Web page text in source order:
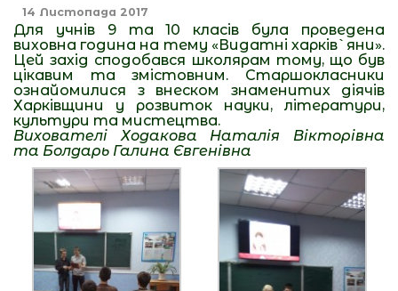
14 Листопада 2017
Для учнів 9 та 10 класів була проведена
виховна година на тему «Видатні харків`яни».
Цей захід сподобався школярам тому, що був
цікавим та змістовним. Старшокласники
ознайомилися з внеском знаменитих діячів
Харківщини у розвиток науки, літератури,
культури та мистецтва.
Вихователі Ходакова Наталія Вікторівна
та Болдарь Галина Євгенівна